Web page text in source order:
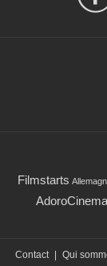
Filmstarts
AdoroCinema
Contact | Qui